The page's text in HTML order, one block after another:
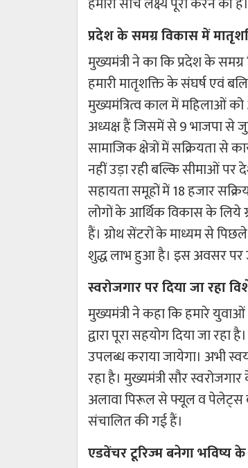
प्रदेश के समग्र विकास में
मुख्यमंत्री ने का कि प्रदेश के समग्र
हमारी मातृशक्ति के संघर्ष एवं
मुख्यमंत्रित्व काल में महिलाओं
अध्यक्ष हैं जिसमें से 9 भाजपा से
सामाजिक क्षेत्रों में सक्रियता से
नहीं उड़ा रही बल्कि सीमाओं पर
सहायता समूहों में 18 हजार
लोगों के आर्थिक विकास के लिये
हैं। ग्रोथ सेंटरों के माध्यम से
शुद्ध लाभ हुआ है। इस अवसर पर
स्वरोजगार पर दिया जा रहा
मुख्यमंत्री ने कहा कि हमारे
द्वारा पूरा सहयोग दिया जा
उपलब्ध कराया जायेगा। अभी
रहा है। मुख्यमंत्री सौर
अलावा पिरूल से फ्यूल व पेलेट्स
संचालित की गई हैं।
एडवेंचर टूरिज्म बनेगा भविष्य